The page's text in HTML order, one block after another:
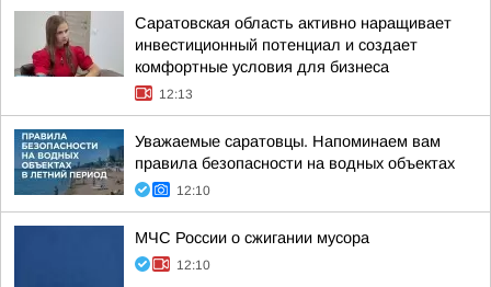
Саратовская область активно наращивает
инвестиционный потенциал и создает
комфортные условия для бизнеса
12:13
Уважаемые саратовцы. Напоминаем вам
правила безопасности на водных объектах
12:10
МЧС России о сжигании мусора
12:10